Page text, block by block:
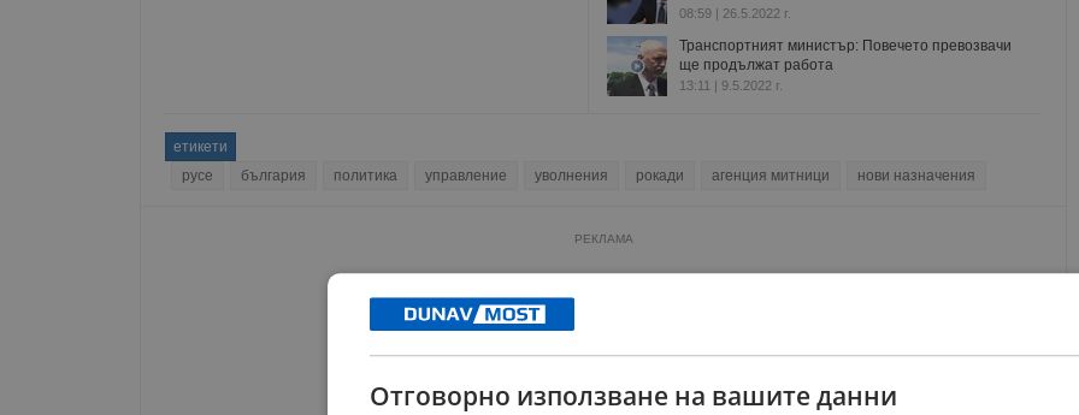
08:59 | 26.5.2022 г.
Транспортният министър: Повечето превозвачи
ще продължат работа
13:11 | 9.5.2022 г.
етикети
русе
българия политика управление уволнения рокади агенция митници нови назначения
РЕКЛАМА
Отговорно използване на вашите данни